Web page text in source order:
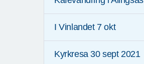
I Vinlandet 7 okt
Kyrkresa 30 sept 2021